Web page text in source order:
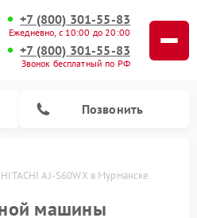
+7 (800) 301-55-83
Ежедневно, с 10:00 до 20:00
+7 (800) 301-55-83
Звонок бесплатный по РФ
Позвонить
AJ-S60WX в Мурманске
машины